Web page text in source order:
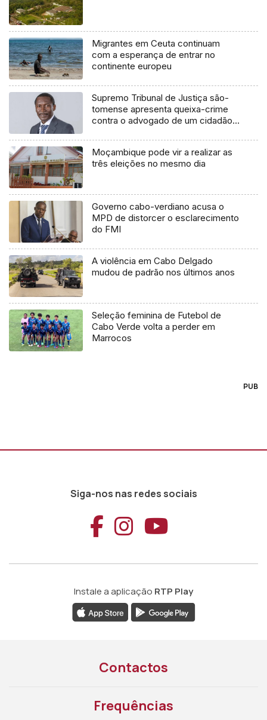
Migrantes em Ceuta continuam
com a esperança de entrar no
continente europeu
Supremo Tribunal de Justiça são-
tomense apresenta queixa-crime
contra o advogado de um cidadão
Moçambique pode vir a realizar as
três eleições no mesmo dia
Governo cabo-verdiano acusa o
MPD de distorcer o esclarecimento
do FMI
A violência em Cabo Delgado
mudou de padrão nos últimos anos
Seleção feminina de Futebol de
Cabo Verde volta a perder em
Marrocos
PUB
Siga-nos nas redes sociais
Aceder ao
Aceder ao
Aceder
Instale a aplicação RTP Play
Contactos
Frequências